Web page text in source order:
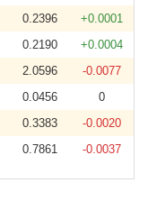
0.2396
+0.0001
0.2190
+0.0004
2.0596
-0.0077
0.0456
0
0.3383
-0.0020
0.7861 -0.0037